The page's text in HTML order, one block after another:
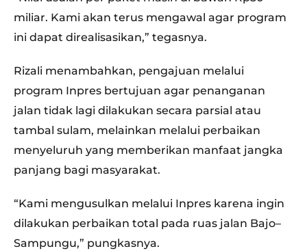
miliar. Kami akan terus mengawal agar program
ini dapat direalisasikan,” tegasnya.
Rizali menambahkan, pengajuan melalui
program Inpres bertujuan agar penanganan
jalan tidak lagi dilakukan secara parsial atau
tambal sulam, melainkan melalui perbaikan
menyeluruh yang memberikan manfaat jangka
panjang bagi masyarakat.
“Kami mengusulkan melalui Inpres karena ingin
dilakukan perbaikan total pada ruas jalan Bajo–
Sampungu,” pungkasnya.